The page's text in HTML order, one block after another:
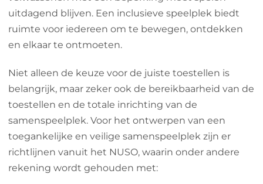
uitdagend blijven. Een inclusieve speelplek biedt
ruimte voor iedereen om te bewegen, ontdekken
en elkaar te ontmoeten.
Niet alleen de keuze voor de juiste toestellen is
belangrijk, maar zeker ook de bereikbaarheid van de
toestellen en de totale inrichting van de
samenspeelplek. Voor het ontwerpen van een
toegankelijke en veilige samenspeelplek zijn er
richtlijnen vanuit het NUSO, waarin onder andere
rekening wordt gehouden met: